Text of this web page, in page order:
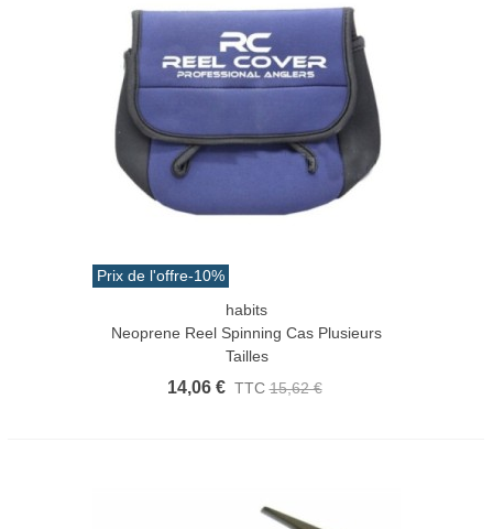
Prix de l'offre-10%
habits
Neoprene Reel Spinning Cas Plusieurs
Tailles
14,06 € TTC 15,62 €